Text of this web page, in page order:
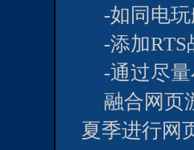
-如同电
-添加
-通过尽
融合网页
夏季进行网